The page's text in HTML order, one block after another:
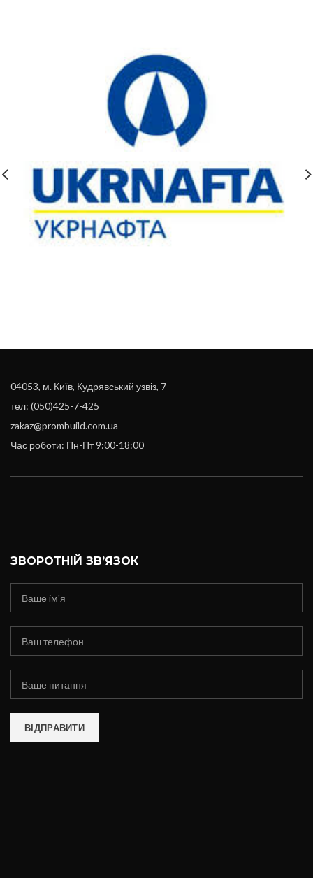
04053, м. Київ, Кудрявський узвіз, 7
тел: (050)425-7-425
zakaz@prombuild.com.ua
Час роботи: Пн-Пт 9:00-18:00
ЗВОРОТНІЙ ЗВ’ЯЗОК